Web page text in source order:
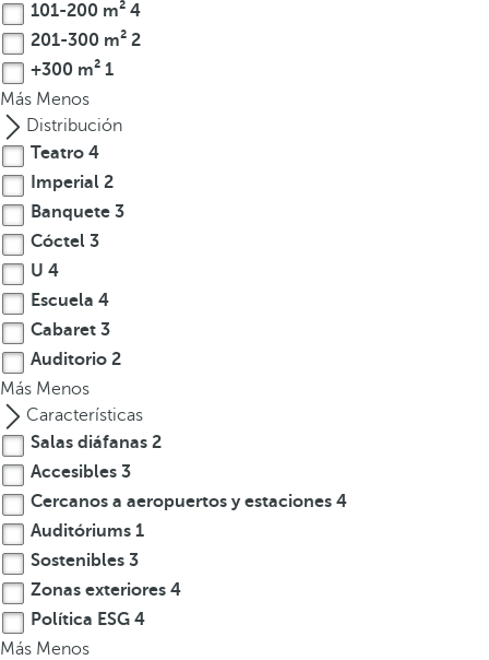
r
l
a
t
e
c
l
a
d
f
l
e
c
h
a
h
a
c
i
a
b
a
101-200 m² 4
201-300 m² 2
+300 m² 1
Más Menos
Distribución
Teatro 4
Imperial 2
Banquete 3
Cóctel 3
U 4
Escuela 4
Cabaret 3
Auditorio 2
Más Menos
Características
Salas diáfanas 2
Accesibles 3
Cercanos a aeropuertos y estaciones 4
Auditóriums 1
Sostenibles 3
Zonas exteriores 4
Política ESG 4
Más Menos